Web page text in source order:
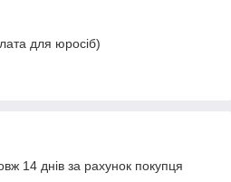
для юросіб)
14 днів за рахунок покупця